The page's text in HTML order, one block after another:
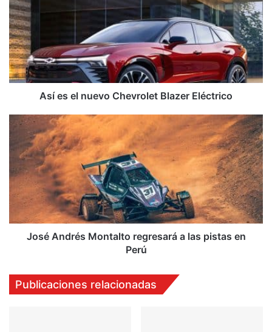
el
nuevo
Chevrolet
Blazer
Eléctrico
Así es el nuevo Chevrolet Blazer Eléctrico
José
Andrés
Montalto
regresará
a
las
pistas
Perú
José Andrés Montalto regresará a las pistas en
Perú
Publicaciones relacionadas